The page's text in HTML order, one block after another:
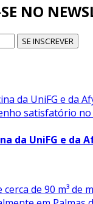
NO
SE INSCREVER
da UniFG e da